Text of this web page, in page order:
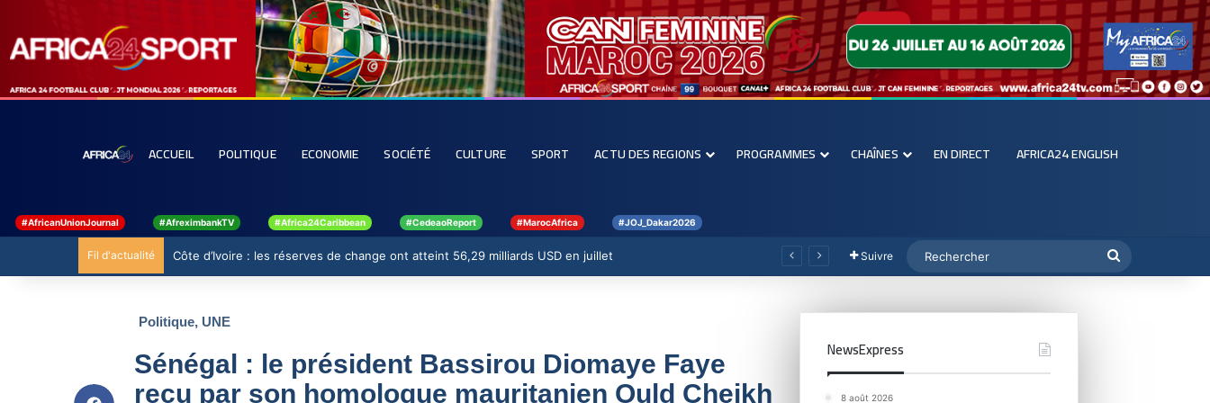
ACCUEIL POLITIQUE ECONOMIE SOCIÉTÉ CULTURE SPORT ACTU DES REGIONS PROGRAMMES CHAÎNES EN DIRECT AFRICA24 ENGLISH
#AfricanUnionJournal #AfreximbankTV #Africa24Caribbean #CedeaoReport #MarocAfrica #JOJ_Dakar2026
Fil d'actualité Côte d’Ivoire : les réserves de change ont atteint 56,29 milliards USD en juillet Suivre
Politique, UNE
Sénégal : le président Bassirou Diomaye Faye
reçu par son homologue mauritanien Ould Cheikh
NewsExpress
8 août 2026